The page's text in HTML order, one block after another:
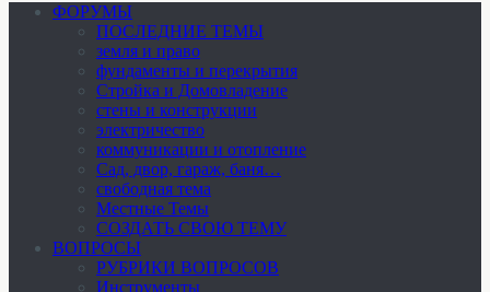
ФОРУМЫ
ПОСЛЕДНИЕ ТЕМЫ
земля и право
фундаменты и перекрытия
Стройка и Домовладение
стены и конструкции
электричество
коммуникации и отопление
Cад, двор, гараж, баня…
свободная тема
Местные Темы
СОЗДАТЬ СВОЮ ТЕМУ
ВОПРОСЫ
РУБРИКИ ВОПРОСОВ
Инструменты